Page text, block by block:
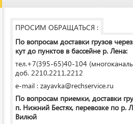
ПРОСИМ ОБРАЩАТЬСЯ :
По вопросам доставки грузов через
кут до пунктов в бассейне р. Лена:
тел.+7(395-65)40-104
доб. 2210,2211,2212
e-mail : zayavka@rechservice.ru
По вопросам приемки, доставки
п. Нижний Бестях, перевозке по р.
Вилюй